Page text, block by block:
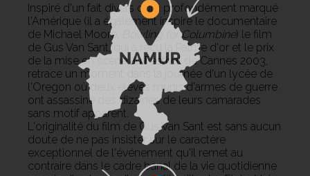
Inspiré d'un fait divers qui a profondément marqué
l'Amérique (il a également inspiré le documentaire
de Michael Moore,
Bowling for Columbine) le film
de Gus Van Sant, qui a reçu la Palme d'or et le prix
de la mise en scène au Festival de Cannes 2003,
retrace un moment dans la journée d'un lycée de
l'Oregon où deux élèves munis d'armes de guerre
ont assassiné des dizaines de leurs camarades
sans motif apparent.
L'originalité du film de Gus Van Sant est sans aucun
doute de ne pas insister sur le caractère
exceptionnel de l'événement qu'il remet au
contraire dans le cadre banal de la vie quotidienne